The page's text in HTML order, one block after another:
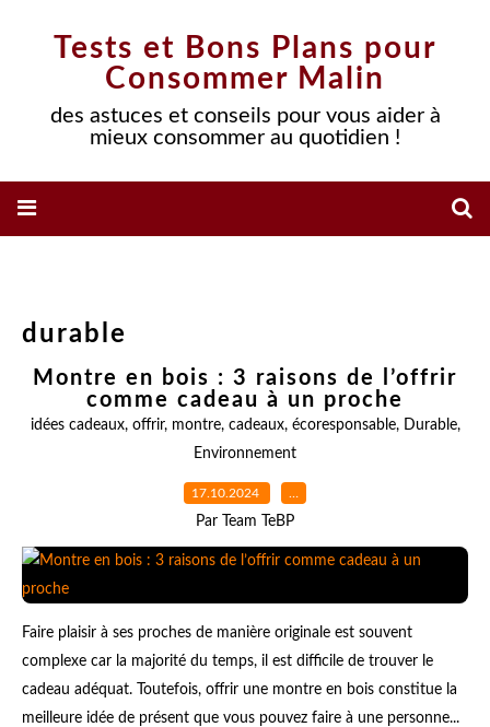
Tests et Bons Plans pour
Consommer Malin
des astuces et conseils pour vous aider à
mieux consommer au quotidien !
durable
Montre en bois : 3 raisons de l’offrir
comme cadeau à un proche
idées cadeaux, offrir, montre, cadeaux, écoresponsable, Durable,
Environnement
17.10.2024 …
Par Team TeBP
Faire plaisir à ses proches de manière originale est souvent
complexe car la majorité du temps, il est difficile de trouver le
cadeau adéquat. Toutefois, offrir une montre en bois constitue la
meilleure idée de présent que vous pouvez faire à une personne...